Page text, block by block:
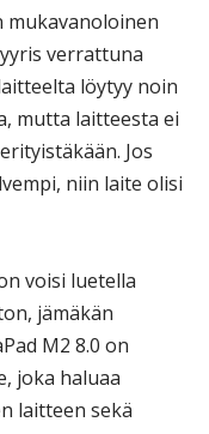
mukavanoloinen
verrattuna
löytyy noin
mutta laitteesta ei
Jos
niin laite olisi
voisi luetella
jämäkän
M2 8.0 on
joka haluaa
laitteen sekä